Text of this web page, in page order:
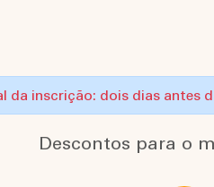
da inscrição: dois dias antes
Descontos para o